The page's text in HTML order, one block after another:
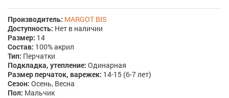
Производитель: MARGOT BIS
Доступность: Нет в наличии
Размер: 14
Состав: 100% акрил
Тип: Перчатки
Подкладка, утепление: Одинарная
Размер перчаток, варежек: 14-15 (6-7 лет)
Сезон: Осень, Весна
Пол: Мальчик